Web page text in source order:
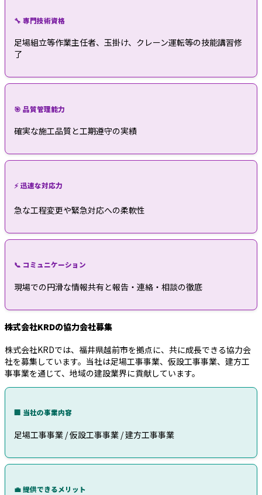
🔧 専門技術資格
足場組立等作業主任者、玉掛け、クレーン運転等の技能講習修
了
🎯 品質管理能力
確実な施工品質と工期遵守の実績
⚡ 迅速な対応力
急な工程変更や緊急対応への柔軟性
📞 コミュニケーション
現場での円滑な情報共有と報告・連絡・相談の徹底
株式会社KRDの協力会社募集
株式会社KRDでは、福井県越前市を拠点に、共に成長できる協力会
社を募集しています。当社は足場工事事業、仮設工事事業、建方工
事事業を通じて、地域の建設業界に貢献しています。
🏢 当社の事業内容
足場工事事業 / 仮設工事事業 / 建方工事事業
💼 提供できるメリット